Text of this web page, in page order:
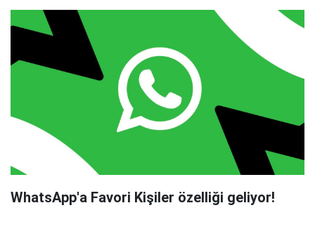
WhatsApp'a Favori Kişiler özelliği geliyor!